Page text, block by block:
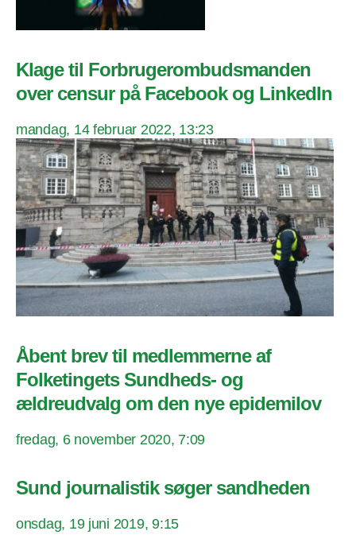
Klage til Forbrugerombudsmanden
over censur på Facebook og LinkedIn
mandag, 14 februar 2022, 13:23
Åbent brev til medlemmerne af
Folketingets Sundheds- og
ældreudvalg om den nye epidemilov
fredag, 6 november 2020, 7:09
Sund journalistik søger sandheden
onsdag, 19 juni 2019, 9:15